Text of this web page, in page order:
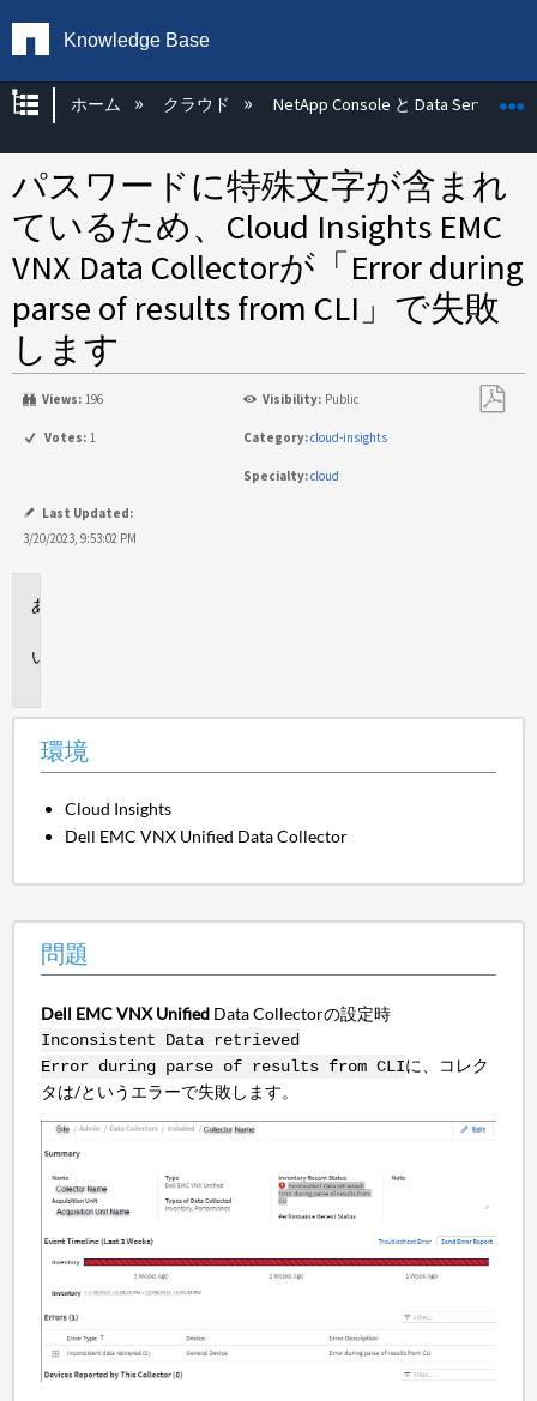
Knowledge Base
グローバル階層を展開/折りたたむ
ホーム クラウド NetApp Console と Data Services
パスワードに特殊文字が含まれ
ているため、Cloud Insights EMC
VNX Data Collectorが「Error during
parse of results from CLI」で失敗
します
Views: 196 Visibility: Public
Votes: 1 Category:cloud-insights
Specialty:cloud
Last Updated:
3/20/2023, 9:53:02 PM
環境
Cloud Insights
Dell EMC VNX Unified Data Collector
問題
Dell EMC VNX UnifiedData Collectorの設定時
Inconsistent Data retrieved
Error during parse of results from CLIに、コレク
タは/というエラーで失敗します。